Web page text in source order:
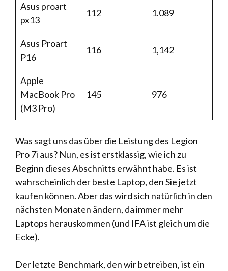
Asus proart
px13
112 1.089
Asus Proart
P16
116 1,142
Apple
MacBook Pro
(M3 Pro)
145 976
Was sagt uns das über die Leistung des Legion
Pro 7i aus? Nun, es ist erstklassig, wie ich zu
Beginn dieses Abschnitts erwähnt habe. Es ist
wahrscheinlich der beste Laptop, den Sie jetzt
kaufen können. Aber das wird sich natürlich in den
nächsten Monaten ändern, da immer mehr
Laptops herauskommen (und IFA ist gleich um die
Ecke).
Der letzte Benchmark, den wir betreiben, ist ein